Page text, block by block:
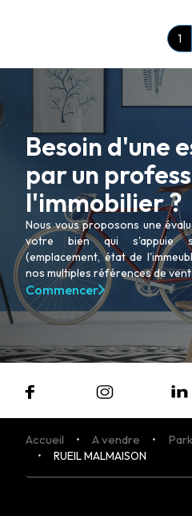
1
Besoin d'une
par un
l'immobilier ?
Nous vous proposons une
votre bien qui s'appuie
(emplacement, état de
nos multiples références de
Commencer
Accueil A vendre
RUEIL MALMAISON